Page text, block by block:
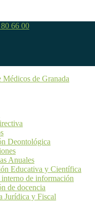
66 00
Deontológica
Anuales
Educativa y Científica
interno de información
de docencia
Jurídica y Fiscal